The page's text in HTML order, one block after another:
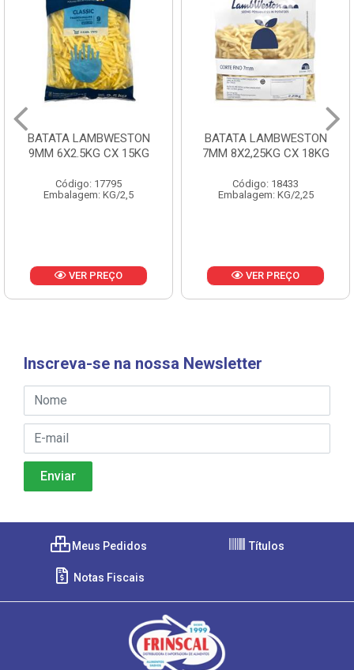
BATATA LAMBWESTON
9MM 6X2.5KG CX 15KG
Código: 17795
Embalagem: KG/2,5
VER PREÇO
BATATA LAMBWESTON
7MM 8X2,25KG CX 18KG
Código: 18433
Embalagem: KG/2,25
VER PREÇO
Inscreva-se na nossa Newsletter
Meus Pedidos Títulos
Notas Fiscais